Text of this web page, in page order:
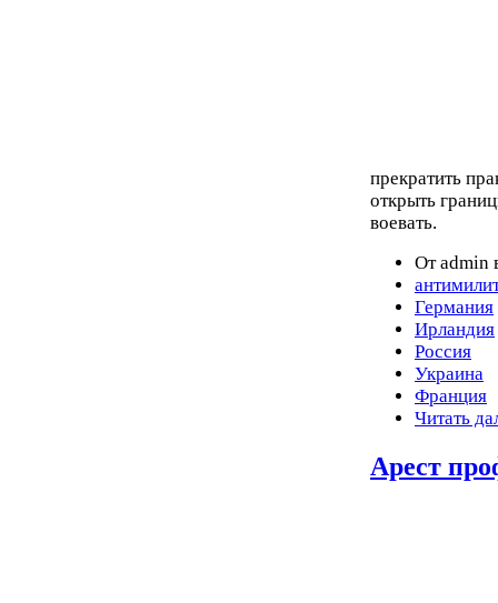
прекратить
открыть
воевать.
От admin
Германия
Ирландия
Россия
Украина
Франция
Читать
Арест